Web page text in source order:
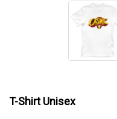
T-Shirt Unisex